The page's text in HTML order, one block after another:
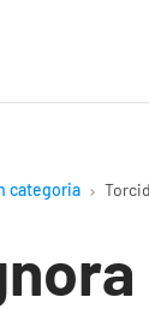
categoria